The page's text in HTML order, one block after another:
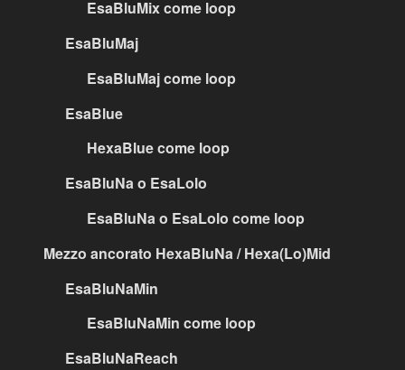
EsaBluMix come loop
EsaBluMaj
EsaBluMaj come loop
EsaBlue
HexaBlue come loop
EsaBluNa o EsaLolo
EsaBluNa o EsaLolo come loop
Mezzo ancorato HexaBluNa / Hexa(Lo)Mid
EsaBluNaMin
EsaBluNaMin come loop
EsaBluNaReach